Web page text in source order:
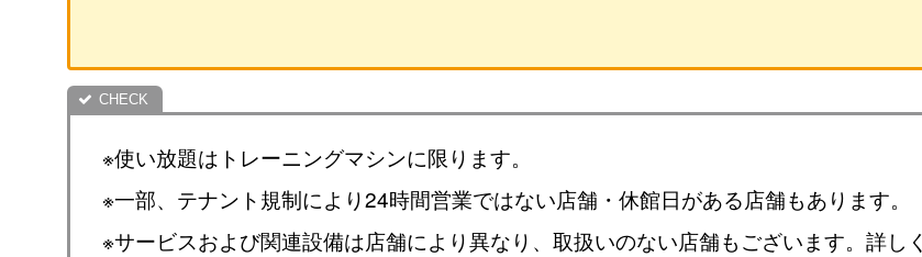
※使い放題はトレーニングマシンに限ります。
※一部、テナント規制により24時間営業ではない店舗・休館日がある店舗もあります。
※サービスおよび関連設備は店舗により異なり、取扱いのない店舗もございます。詳しく